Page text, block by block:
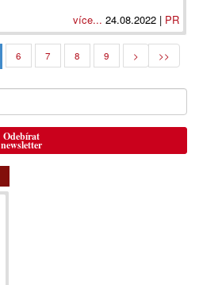
více... 24.08.2022 | PR
6 7 8 9 > >>
Odebírat
newsletter